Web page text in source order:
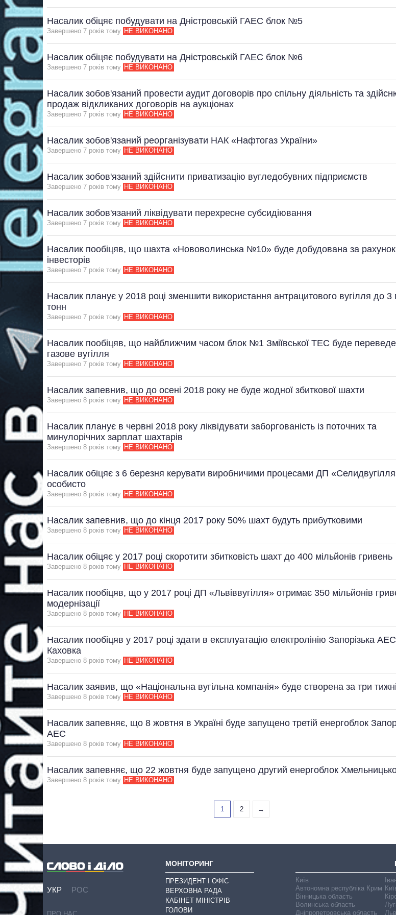
Насалик обіцяє побудувати на Дністровській ГАЕС блок №5
Завершено 7 рокiв тому НЕ ВИКОНАНО
Насалик обіцяє побудувати на Дністровській ГАЕС блок №6
Завершено 7 рокiв тому НЕ ВИКОНАНО
Насалик зобов'язаний провести аудит договорів про спільну діяльність та
продаж відкликаних договорів на аукціонах
Завершено 7 рокiв тому НЕ ВИКОНАНО
Насалик зобов'язаний реорганізувати НАК «Нафтогаз України»
Завершено 7 рокiв тому НЕ ВИКОНАНО
Насалик зобов'язаний здійснити приватизацію вугледобувних підприємств
Завершено 7 рокiв тому НЕ ВИКОНАНО
Насалик зобов'язаний ліквідувати перехресне субсидіювання
Завершено 7 рокiв тому НЕ ВИКОНАНО
Насалик пообіцяв, що шахта «Нововолинська №10» буде добудована за рахунок
інвесторів
Завершено 7 рокiв тому НЕ ВИКОНАНО
Насалик планує у 2018 році зменшити використання антрацитового вугілля до 3
тонн
Завершено 7 рокiв тому НЕ ВИКОНАНО
Насалик пообіцяв, що найближчим часом блок №1 Зміївської ТЕС буде
газове вугілля
Завершено 7 рокiв тому НЕ ВИКОНАНО
Насалик запевнив, що до осені 2018 року не буде жодної збиткової шахти
Завершено 8 рокiв тому НЕ ВИКОНАНО
Насалик планує в червні 2018 року ліквідувати заборгованість із поточних та
минулорічних зарплат шахтарів
Завершено 8 рокiв тому НЕ ВИКОНАНО
Насалик обіцяє з 6 березня керувати виробничими процесами ДП
особисто
Завершено 8 рокiв тому НЕ ВИКОНАНО
Насалик запевнив, що до кінця 2017 року 50% шахт будуть прибутковими
Завершено 8 рокiв тому НЕ ВИКОНАНО
Насалик обіцяє у 2017 році скоротити збитковість шахт до 400 мільйонів гривень
Завершено 8 рокiв тому НЕ ВИКОНАНО
Насалик пообіцяв, що у 2017 році ДП «Львіввугілля» отримає 350 мільйонів
модернізації
Завершено 8 рокiв тому НЕ ВИКОНАНО
Насалик пообіцяв у 2017 році здати в експлуатацію електролінію Запорізька
Каховка
Завершено 8 рокiв тому НЕ ВИКОНАНО
Насалик заявив, що «Національна вугільна компанія» буде створена за три тижні
Завершено 8 рокiв тому НЕ ВИКОНАНО
Насалик запевняє, що 8 жовтня в Україні буде запущено третій енергоблок
АЕС
Завершено 8 рокiв тому НЕ ВИКОНАНО
Насалик запевняє, що 22 жовтня буде запущено другий енергоблок
Завершено 8 рокiв тому НЕ ВИКОНАНО
1 2 →
Як
УКР РОС
ПРО НАС
МОНІТОРИНГ
ПРЕЗИДЕНТ І ОФІС
ВЕРХОВНА РАДА
КАБІНЕТ МІНІСТРІВ
ГОЛОВИ
Київ
Автономна республіка Крим
Вінницька область
Волинська область
Дніпропетровська область